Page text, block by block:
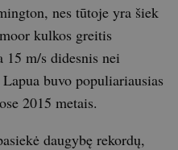
nes tūtoje yra šiek
kulkos greitis
m/s didesnis nei
buvo populiariausias
2015 metais.
daugybę rekordų,